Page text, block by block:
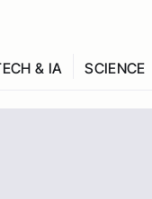
& IA SCIENCE